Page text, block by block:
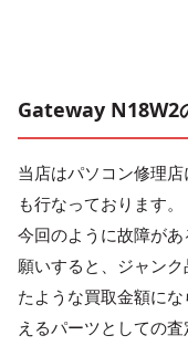
Gateway N18W2
当店はパソコン修理店
も行なっております。
今回のように故障が
願いすると、ジャン
たような買取金額に
えるパーツとしての